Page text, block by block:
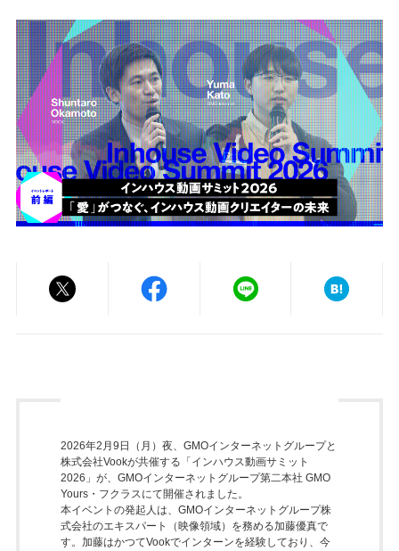
2026年2月9日（月）夜、GMOインターネットグループと
株式会社Vookが共催する「インハウス動画サミット
2026」が、GMOインターネットグループ第二本社 GMO
Yours・フクラスにて開催されました。
本イベントの発起人は、GMOインターネットグループ株
式会社のエキスパート（映像領域）を務める加藤優真で
す。加藤はかつてVookでインターンを経験しており、今